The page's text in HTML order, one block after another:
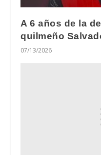
A 6 años de la
quilmeño
07/13/2026